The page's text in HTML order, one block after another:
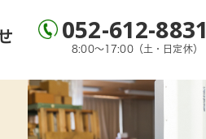
052-612-8831
8:00～17:00（土・日定休）